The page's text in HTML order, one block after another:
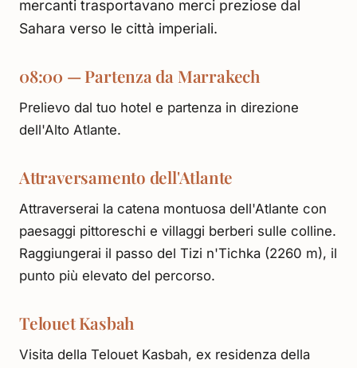
mercanti trasportavano merci preziose dal
Sahara verso le città imperiali.
08:00 — Partenza da Marrakech
Prelievo dal tuo hotel e partenza in direzione
dell'Alto Atlante.
Attraversamento dell'Atlante
Attraverserai la catena montuosa dell'Atlante con
paesaggi pittoreschi e villaggi berberi sulle colline.
Raggiungerai il passo del Tizi n'Tichka (2260 m), il
punto più elevato del percorso.
Telouet Kasbah
Visita della Telouet Kasbah, ex residenza della